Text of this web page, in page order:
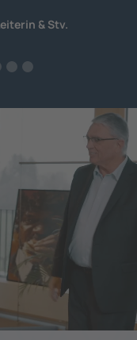
& Stv.